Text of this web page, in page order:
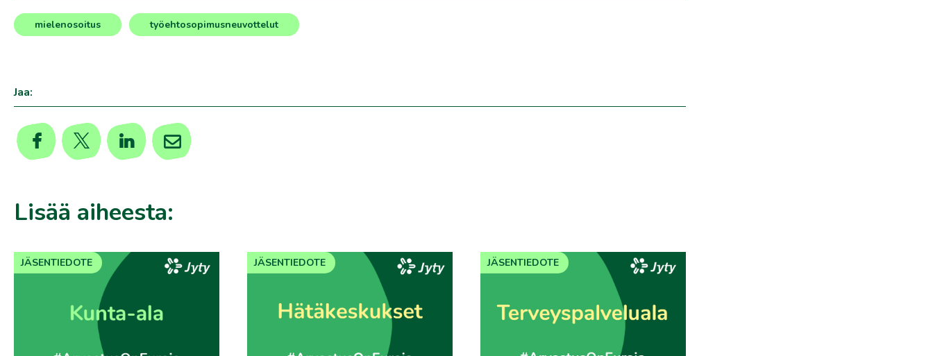
mielenosoitus työehtosopimusneuvottelut
Jaa:
Lisää aiheesta:
JÄSENTIEDOTE JÄSENTIEDOTE JÄSENTIEDOTE